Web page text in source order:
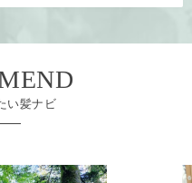
い髪ナビ